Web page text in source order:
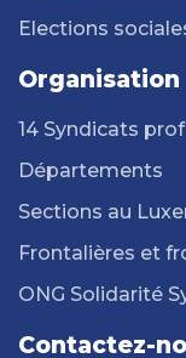
Elections
Organisation
14 Syndicats
Départements
Sections au
Frontalières et
ONG Solidarité
Contactez-